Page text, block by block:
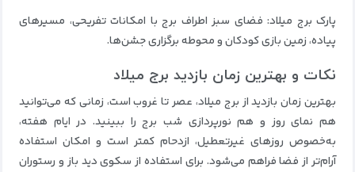
پارک برج میلاد: فضای سبز اطراف برج با امکانات تفریحی، مسیرهای
پیاده، زمین بازی کودکان و محوطه برگزاری جشن‌ها.
نکات و بهترین زمان بازدید برج میلاد
بهترین زمان بازدید از برج میلاد، عصر تا غروب است، زمانی که می‌توانید
هم نمای روز و هم نورپردازی شب برج را ببینید. در ایام هفته،
به‌خصوص روزهای غیرتعطیل، ازدحام کمتر است و امکان استفاده
آرام‌تر از فضا فراهم می‌شود. برای استفاده از سکوی دید باز و رستوران